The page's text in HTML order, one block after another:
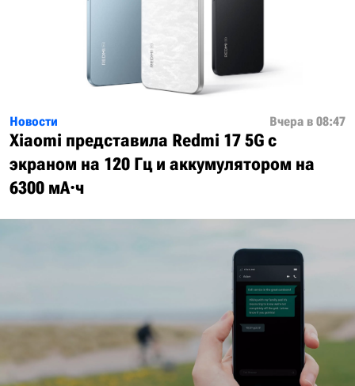
Новости Вчера в 08:47
Xiaomi представила Redmi 17 5G с
экраном на 120 Гц и аккумулятором на
6300 мА·ч